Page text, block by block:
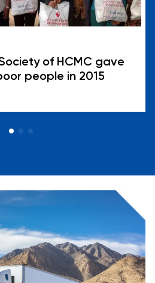
of HCMC gave
people in 2015